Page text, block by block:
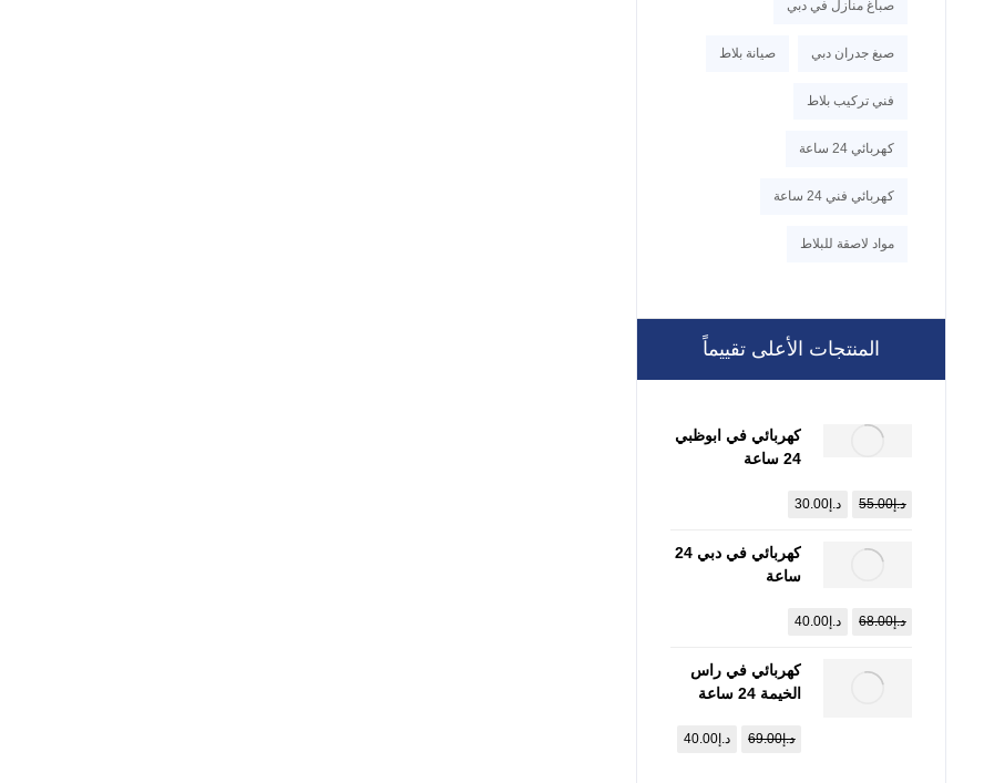
صباغ منازل في دبي
صبغ جدران دبي صيانة بلاط
فني تركيب بلاط
كهربائي 24 ساعة
كهربائي فني 24 ساعة
مواد لاصقة للبلاط
المنتجات الأعلى تقييماً
كهربائي في ابوظبي
24 ساعة
د.إ55.00 د.إ 30.00
كهربائي في دبي 24
ساعة
د.إ68.00 د.إ 40.00
كهربائي في راس
الخيمة 24 ساعة
د.إ69.00 د.إ 40.00